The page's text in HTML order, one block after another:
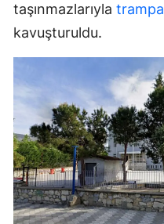
taşınmazlarıyla trampa
kavuşturuldu.